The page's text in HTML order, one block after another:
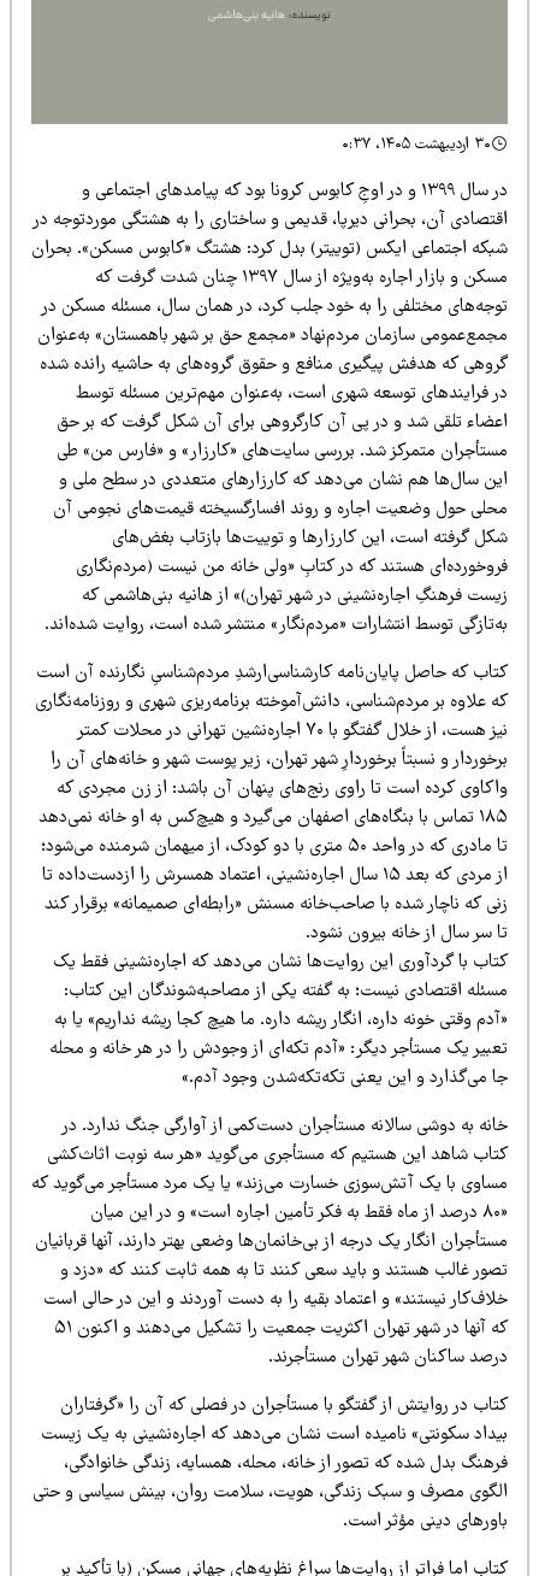
در سال ۱۳۹۹ و در اوجِ کابوس کرونا بود که پیامدهای اجتماعی و
آن، بحرانی دیرپا، قدیمی و ساختاری را به هشتگی موردتوجه در
اجتماعی ایکس (توییتر) بدل کرد: هشتگ «کابوس مسکن». بحران
مسکن و بازار اجاره به‌ویژه از سال ۱۳۹۷ چنان شدت گرفت که
مختلفی را به خود جلب کرد، در همان سال، مسئله مسکن در
سازمان مردم‌نهاد «مجمع حق بر شهر باهمستان» به‌عنوان
که هدفش پیگیری منافع و حقوق گروه‌های به حاشیه رانده شده
فرایندهای توسعه شهری است، به‌عنوان مهم‌ترین مسئله توسط
تلقی شد و در پی آن کارگروهی برای آن شکل گرفت که بر حق
متمرکز شد. بررسی سایت‌های «کارزار» و «فارس من» طی
سال‌ها هم نشان می‌دهد که کارزارهای متعددی در سطح ملی و
حول وضعیت اجاره و روند افسارگسیخته قیمت‌های نجومی آن
گرفته است، این کارزارها و توییت‌ها بازتاب بغض‌های
هستند که در کتابِ «ولی خانه من نیست (مردم‌نگاری
فرهنگِ اجاره‌نشینی در شهر تهران)» از هانیه بنی‌هاشمی که
توسط انتشارات «مردم‌نگار» منتشر شده است، روایت شده‌اند.
که حاصل پایان‌نامه کارشناسی‌ارشدِ مردم‌شناسیِ نگارنده آن است
علاوه بر مردم‌شناسی، دانش‌آموخته برنامه‌ریزی شهری و روزنامه‌نگاری
نیز هست، از خلال گفتگو با ۷۰ اجاره‌نشین تهرانی در محلات کمتر
و نسبتاً برخوردارِ شهر تهران، زیر پوست شهر و خانه‌های آن را
کرده است تا راوی رنج‌های پنهان آن باشد: از زن مجردی که
۱۸۵ تماس با بنگاه‌های اصفهان می‌گیرد و هیچ‌کس به او خانه نمی‌دهد
تا مادری که در واحد ۵۰ متری با دو کودک، از میهمان شرمنده می‌شود؛
از مردی که بعد ۱۵ سال اجاره‌نشینی، اعتماد همسرش را ازدست‌داده تا
که ناچار شده با صاحب‌خانه مسنش «رابطه‌ای صمیمانه» برقرار کند
سر سال از خانه بیرون نشود.
با گردآوری این روایت‌ها نشان می‌دهد که اجاره‌نشینی فقط یک
اقتصادی نیست؛ به گفته یکی از مصاحبه‌شوندگان این کتاب:
وقتی خونه داره، انگار ریشه داره. ما هیچ کجا ریشه نداریم» یا به
یک مستأجر دیگر: «آدم تکه‌ای از وجودش را در هر خانه و محله
می‌گذارد و این یعنی تکه‌تکه‌شدن وجود آدم.»
به دوشی سالانه مستأجران دست‌کمی از آوارگی جنگ ندارد. در
شاهد این هستیم که مستأجری می‌گوید «هر سه نوبت اثاث‌کشی
با یک آتش‌سوزی خسارت می‌زند» یا یک مرد مستأجر می‌گوید که
«۸۰ درصد از ماه فقط به فکر تأمین اجاره است» و در این میان
انگار یک درجه از بی‌خانمان‌ها وضعی بهتر دارند، آنها قربانیان
غالب هستند و باید سعی کنند تا به همه ثابت کنند که «دزد و
نیستند» و اعتماد بقیه را به دست آوردند و این در حالی است
که آنها در شهر تهران اکثریت جمعیت را تشکیل می‌دهند و اکنون ۵۱
ساکنان شهر تهران مستأجرند.
در روایتش از گفتگو با مستأجران در فصلی که آن را «گرفتاران
سکونتی» نامیده است نشان می‌دهد که اجاره‌نشینی به یک زیست
بدل شده که تصور از خانه، محله، همسایه، زندگی خانوادگی،
مصرف و سبک زندگی، هویت، سلامت روان، بینش سیاسی و حتی
دینی مؤثر است.
اما فراتر از روایت‌ها سراغ نظریه‌های جهانی مسکن (با تأکید بر